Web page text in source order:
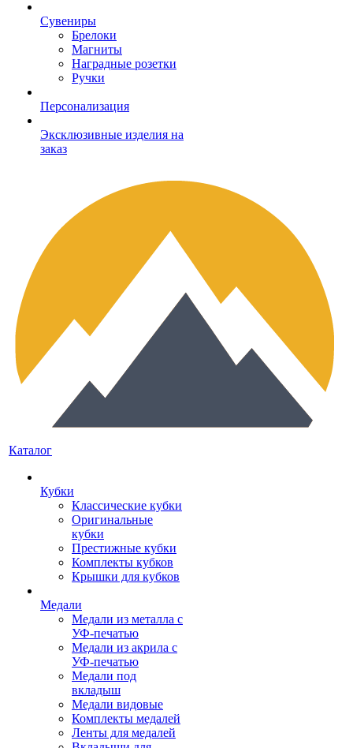
Сувениры
Брелоки
Магниты
Наградные розетки
Ручки
Персонализация
Эксклюзивные изделия на
заказ
Каталог
Кубки
Классические кубки
Оригинальные
кубки
Престижные кубки
Комплекты кубков
Крышки для кубков
Медали
Медали из металла с
УФ-печатью
Медали из акрила с
УФ-печатью
Медали под
вкладыш
Медали видовые
Комплекты медалей
Ленты для медалей